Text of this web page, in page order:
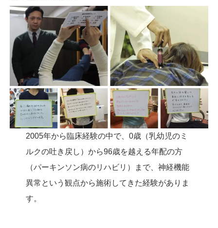
2005年から臨床経験の中で、0歳（乳幼児のミ
ルクの吐き戻し）から96歳を越える年配の方
（パーキンソン病のリハビリ）まで、神経機能
異常という観点から施術してきた経験がありま
す。